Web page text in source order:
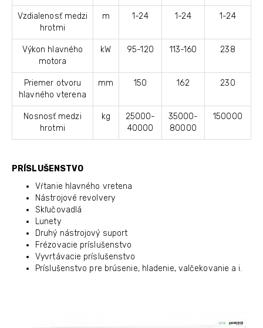
Vzdialenosť medzi
hrotmi
m 1-24 1-24 1-24
Výkon hlavného
motora
kW 95-120 113-160 238
Priemer otvoru
hlavného vterena
mm 150 162 230
Nosnosť medzi
hrotmi
kg
25000-
40000
35000-
80000
150000
PRÍSLUŠENSTVO
Vŕtanie hlavného vretena
Nástrojové revolvery
Skľučovadlá
Lunety
Druhý nástrojový suport
Frézovacie príslušenstvo
Vyvrtávacie príslušenstvo
Príslušenstvo pre brúsenie, hladenie, valčekovanie a i.